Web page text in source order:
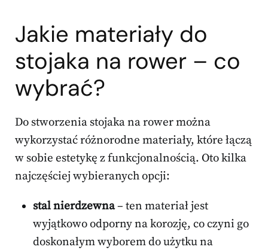
Jakie materiały do
stojaka na rower – co
wybrać?
Do stworzenia stojaka na rower można
wykorzystać różnorodne materiały, które łączą
w sobie estetykę z funkcjonalnością. Oto kilka
najczęściej wybieranych opcji:
stal nierdzewna– ten materiał jest
wyjątkowo odporny na korozję, co czyni go
doskonałym wyborem do użytku na